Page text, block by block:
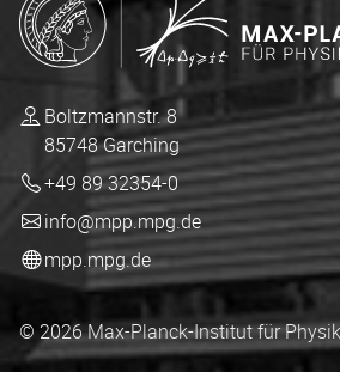
Boltzmannstr. 8
85748 Garching
+49 89 32354-0
info@mpp.mpg.de
mpp.mpg.de
© 2026 Max-Planck-Institut für